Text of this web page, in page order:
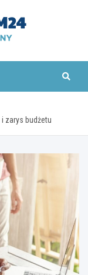
zarys budżetu